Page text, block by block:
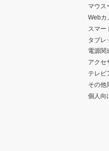
マウス
Webカ
スマー
タブレ
電源関
アクセ
テレビ
その他
個人